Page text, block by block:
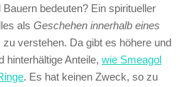
bedeuten? Ein spiritueller
als Geschehen innerhalb eines
verstehen. Da gibt es höhere und
hinterhältige Anteile, wie Smeagol
. Es hat keinen Zweck, so zu